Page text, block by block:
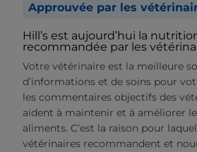
Approuvée par les
Hill’s est aujourd’hui la
recommandée par les
Votre vétérinaire est la meilleure
d’informations et de soins pour
les commentaires objectifs des
aident à maintenir et à améliorer
aliments. C’est la raison pour
vétérinaires recommandent et